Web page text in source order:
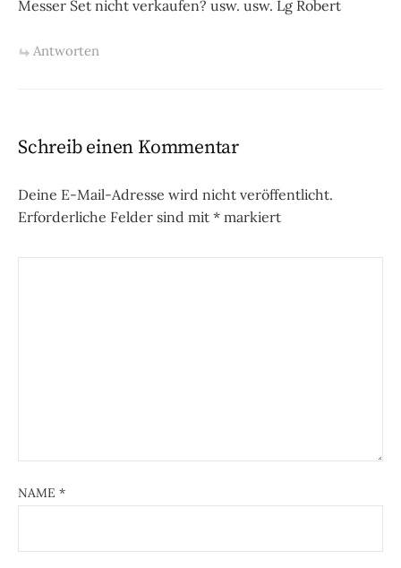
Messer Set nicht verkaufen? usw. usw. Lg Robert
Antworten
Schreib einen Kommentar
Deine E-Mail-Adresse wird nicht veröffentlicht.
Erforderliche Felder sind mit * markiert
NAME *